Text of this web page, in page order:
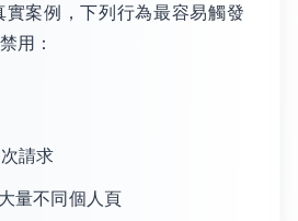
案例，下列行為最容易觸發
用：
請求
量不同個人頁